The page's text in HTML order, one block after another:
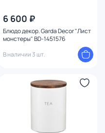
6 600 ₽
Блюдо декор. Garda Decor "Лист
монстеры" BD-1451576
В наличии 3 шт.